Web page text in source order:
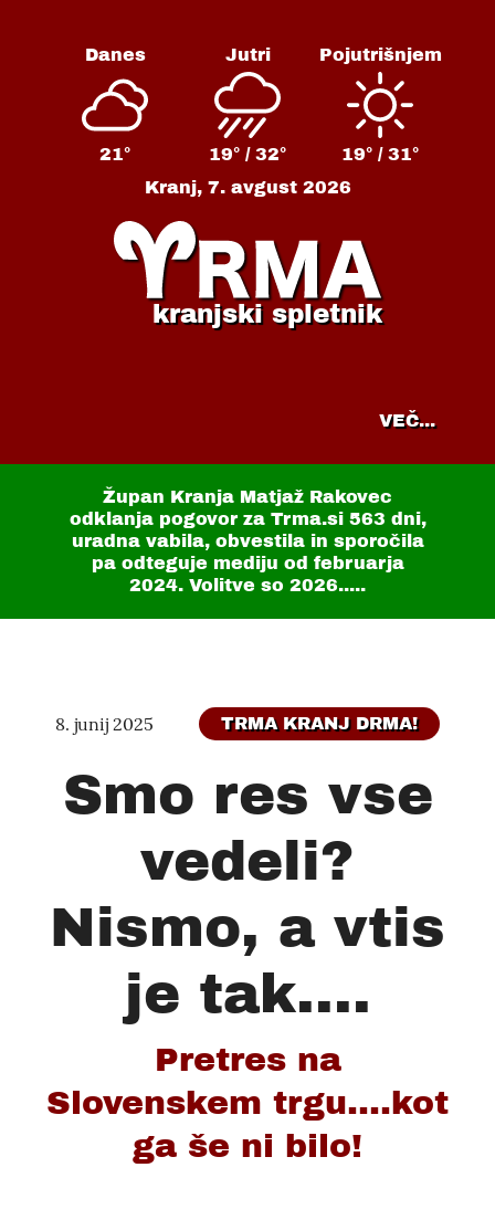
Danes
21°
Jutri
19° / 32°
Pojutrišnjem
19° / 31°
Kranj, 7. avgust 2026
kranjski spletnik
VEČ...
Župan Kranja Matjaž Rakovec
odklanja pogovor za Trma.si 563 dni,
uradna vabila, obvestila in sporočila
pa odteguje mediju od februarja
2024. Volitve so 2026.....
8. junij 2025 TRMA KRANJ DRMA!
Smo res vse
vedeli?
Nismo, a vtis
je tak....
Pretres na
Slovenskem trgu....kot
ga še ni bilo!